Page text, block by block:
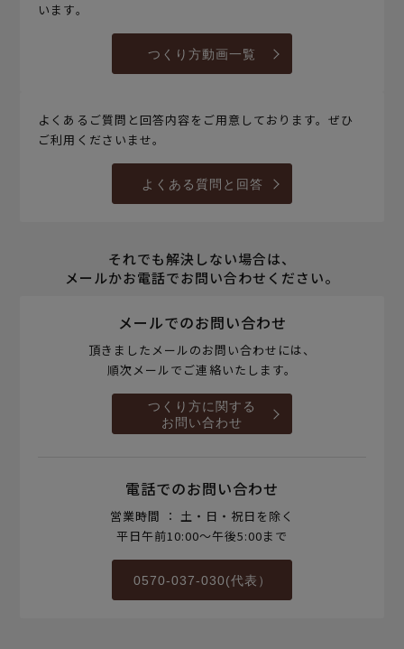
います。
つくり方動画一覧
よくあるご質問と回答内容をご用意しております。ぜひ
ご利用くださいませ。
よくある質問と回答
それでも解決しない場合は、
メールかお電話でお問い合わせください。
メールでのお問い合わせ
頂きましたメールのお問い合わせには、
順次メールでご連絡いたします。
つくり方に関する
お問い合わせ
電話でのお問い合わせ
営業時間 ： 土・日・祝日を除く
平日午前10:00～午後5:00まで
0570-037-030(代表）